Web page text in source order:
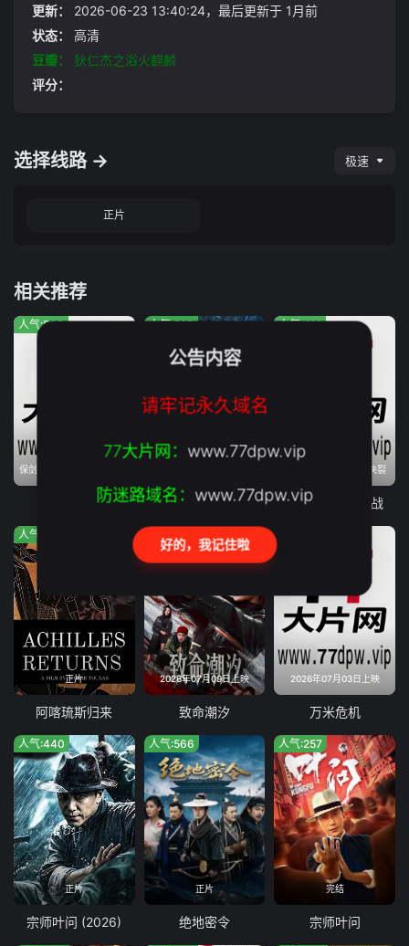
开长安前，将所有疑点串联了起来，发现始作俑者竟然是大理
寺卿薛鑫。就在薛鑫利用小王爷刺杀武则天的目的即将得逞
时，狄仁杰及时赶到，成功阻止了他的阴谋。
更新：
2026-06-23 13:40:24，最后更新于 1月前
状态：
高清
豆瓣：
狄仁杰之浴火麒麟
评分：
选择线路 → 极速
正片
相关推荐
保剑锋克拉拉激战绝世妖王
人气:563
长安伏妖
人气:613
怒杀
复联内讧 美队钢铁侠决裂
人气:411
美国队长3：内战
正片
人气:634
阿喀琉斯归来
2026年07月09日上映
人气:616
致命潮汐
2026年07月03日上映
万米危机
正片
人气:440
宗师叶问 (2026)
正片
人气:566
绝地密令
完结
人气:257
宗师叶问
公告内容
请牢记永久域名
77大片网： www.77dpw.vip
防迷路域名： www.77dpw.vip
好的，我记住啦